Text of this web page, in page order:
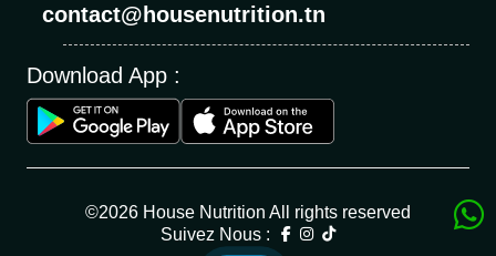
contact@housenutrition.tn
Download App :
©2026 House Nutrition All rights reserved
Suivez Nous :